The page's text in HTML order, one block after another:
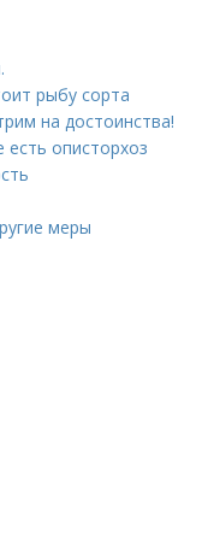
рыбу сорта
на достоинства!
описторхоз
меры